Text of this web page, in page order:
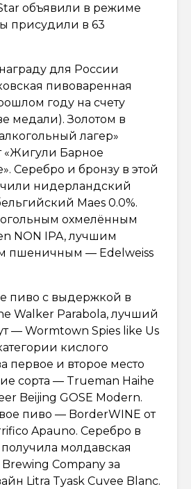
объявили в режиме
присудили в 63
для России
пивоваренная
году на счету
медали). Золотом в
лагер»
«Жигули Барное
Серебро и бронзу в этой
нидерландский
Maes 0.0%.
охмелённым
NON IPA, лучшим
пшеничным — Edelweiss
пиво с выдержкой в
Walker Parabola, лучший
— Wormtown Spies like Us
кислого
первое и второе место
сорта — Trueman Haihe
Beijing GOSE Modern.
пиво — BorderWINE от
Apauno. Серебро в
молдавская
Company за
Litra Tyask Cuvee Blanc.